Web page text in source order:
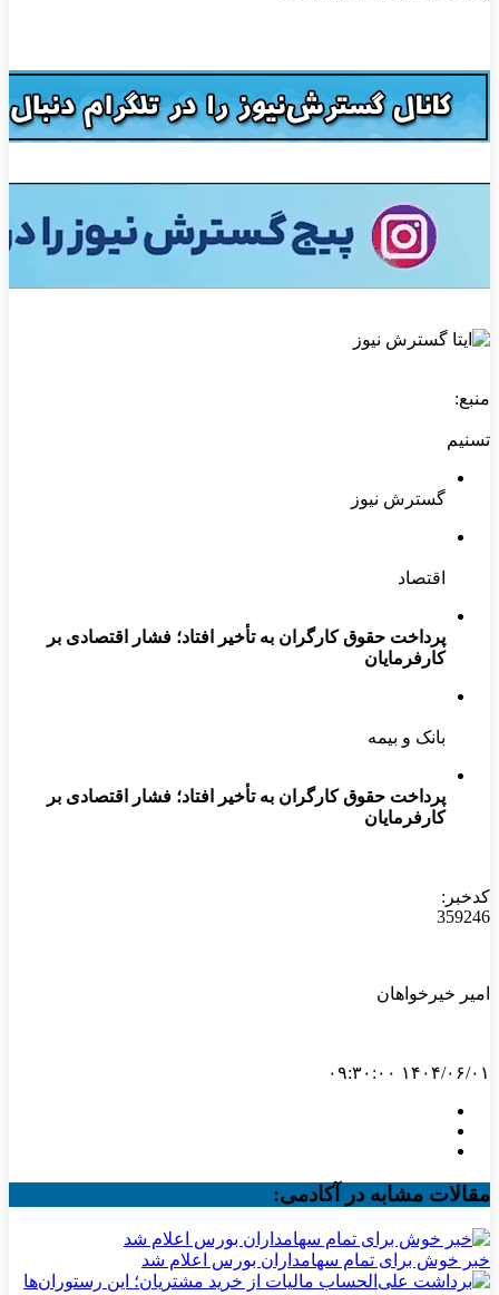
منبع:
تسنیم
گسترش نیوز
اقتصاد
پرداخت حقوق کارگران به تأخیر افتاد؛ فشار اقتصادی بر
کارفرمایان
بانک و بیمه
پرداخت حقوق کارگران به تأخیر افتاد؛ فشار اقتصادی بر
کارفرمایان
کدخبر:
359246
امیر خیرخواهان
۱۴۰۴/۰۶/۰۱ ۰۹:۳۰:۰۰
مقالات مشابه در آکادمی:
خبر خوش برای تمام سهامداران بورس اعلام شد